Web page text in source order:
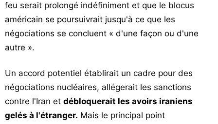
feu serait prolongé indéfiniment et que le blocus
américain se poursuivrait jusqu'à ce que les
négociations se concluent « d'une façon ou d'une
autre ».
Un accord potentiel établirait un cadre pour des
négociations nucléaires, allégerait les sanctions
contre l'Iran et débloquerait les avoirs iraniens
gelés à l'étranger. Mais le principal point